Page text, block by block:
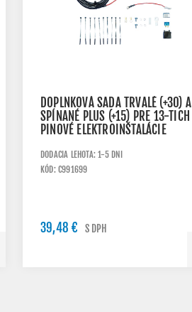
DOPLNKOVÁ SADA TRVALÉ (+30) A
SPÍNANÉ PLUS (+15) PRE 13-TICH
PINOVÉ ELEKTROINŠTALÁCIE
DODACIA LEHOTA: 1-5 DNI
KÓD: C991699
39,48 € S DPH